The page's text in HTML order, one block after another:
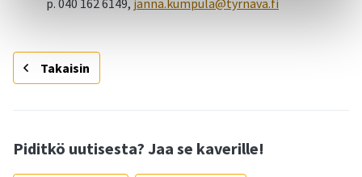
p. 040 162 6149, janna.kumpula@tyrnava.fi
Takaisin
Piditkö uutisesta? Jaa se kaverille!